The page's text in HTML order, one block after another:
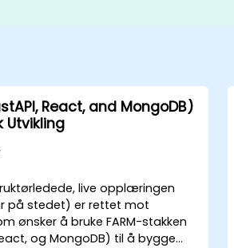
React, and MongoDB)
Utvikling
live opplæringen
på stedet) er rettet mot
ønsker å bruke FARM-stakken
og MongoDB) til å bygge